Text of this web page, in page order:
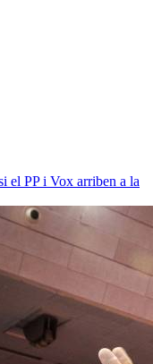
el PP i Vox arriben a la